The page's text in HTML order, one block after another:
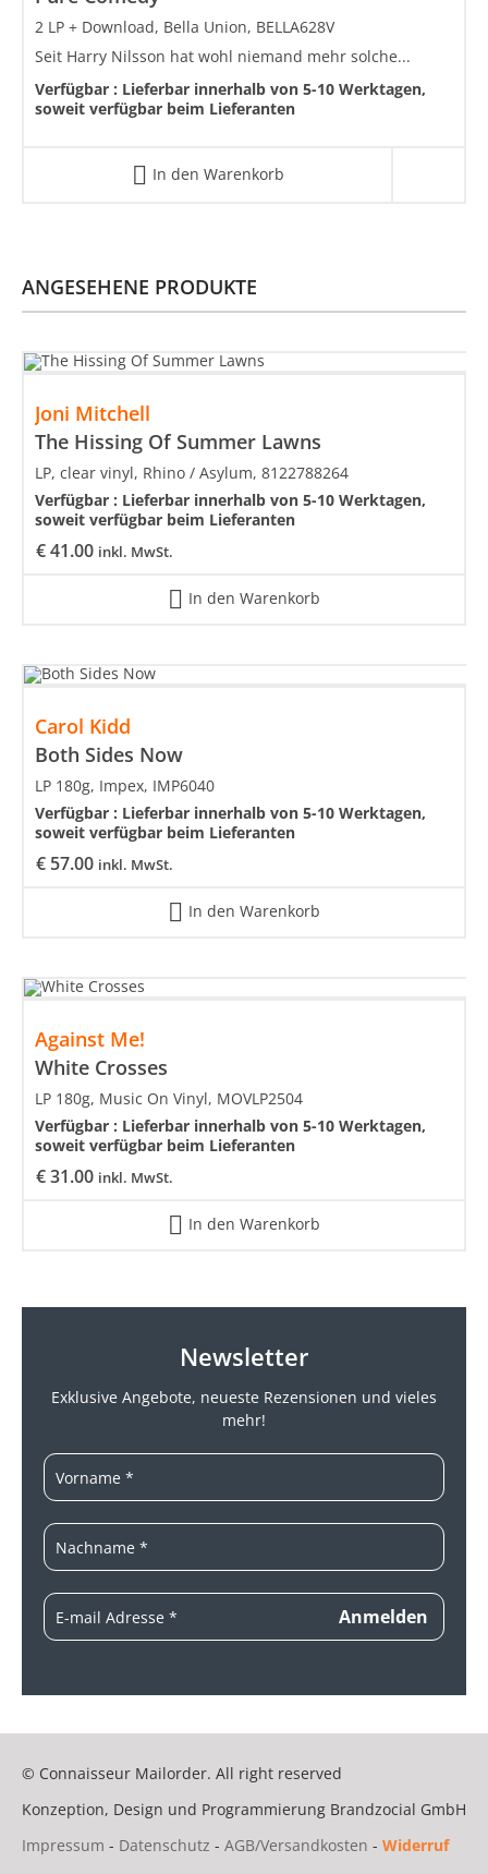
2 LP + Download, Bella Union, BELLA628V
Seit Harry Nilsson hat wohl niemand mehr solche...
Verfügbar : Lieferbar innerhalb von 5-10 Werktagen,
soweit verfügbar beim Lieferanten
In den Warenkorb
ANGESEHENE PRODUKTE
Joni Mitchell
The Hissing Of Summer Lawns
€41.00 inkl. MwSt.
LP, clear vinyl, Rhino / Asylum, 8122788264
Verfügbar : Lieferbar innerhalb von 5-10 Werktagen,
soweit verfügbar beim Lieferanten
In den Warenkorb
Carol Kidd
Both Sides Now
€ 57.00 inkl. MwSt.
LP 180g, Impex, IMP6040
Verfügbar : Lieferbar innerhalb von 5-10 Werktagen,
soweit verfügbar beim Lieferanten
In den Warenkorb
Against Me!
White Crosses
€31.00 inkl. MwSt.
LP 180g, Music On Vinyl, MOVLP2504
Verfügbar : Lieferbar innerhalb von 5-10 Werktagen,
soweit verfügbar beim Lieferanten
In den Warenkorb
Newsletter
Exklusive Angebote, neueste Rezensionen und vieles
mehr!
© Connaisseur Mailorder. All right reserved
Konzeption, Design und Programmierung Brandzocial GmbH
Impressum - Datenschutz - AGB/Versandkosten - Widerruf